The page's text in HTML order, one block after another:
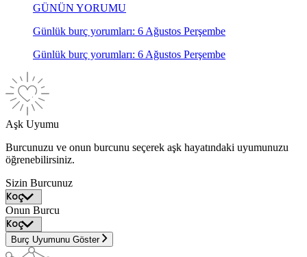
GÜNÜN YORUMU
Günlük burç yorumları: 6 Ağustos Perşembe
Günlük burç yorumları: 6 Ağustos Perşembe
Aşk Uyumu
Burcunuzu ve onun burcunu seçerek aşk hayatındaki uyumunuzu
öğrenebilirsiniz.
Sizin Burcunuz
Onun Burcu
Burç Uyumunu Göster